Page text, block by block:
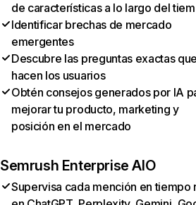
de características a lo largo del
Identificar brechas de mercado
emergentes
Descubre las preguntas exactas
hacen los usuarios
Obtén consejos generados por IA
mejorar tu producto, marketing y
posición en el mercado
Semrush Enterprise AIO
Supervisa cada mención en tiempo